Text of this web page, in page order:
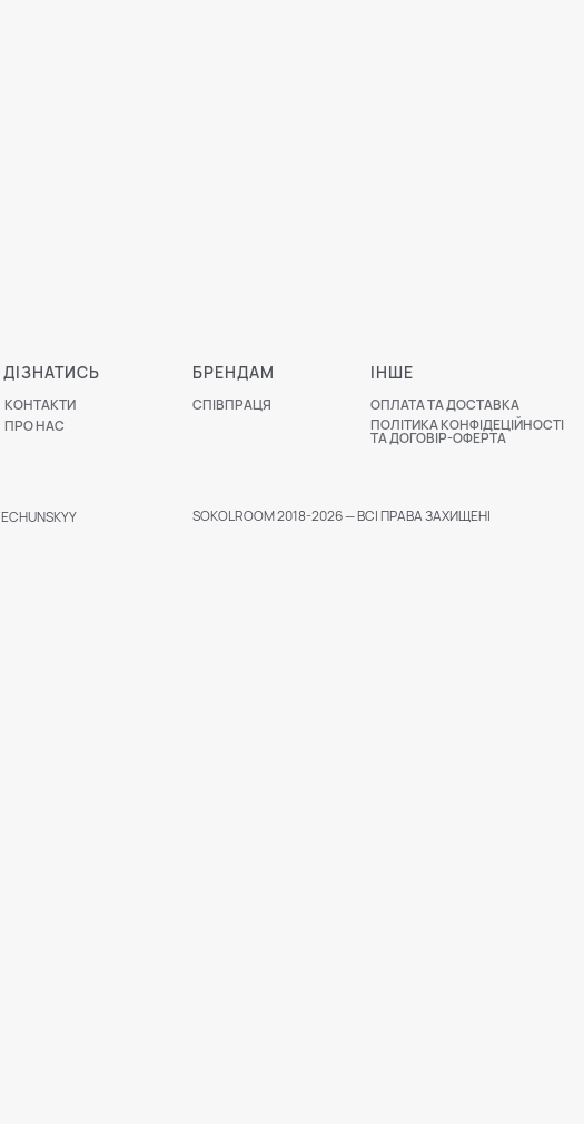
СПІВПРАЦЯ
БРЕНДАМ
ПРО НАС
ДІЗНАТИСЬ
КОНТАКТИ
ОПЛАТА ТА ДОСТАВКА
ПОЛІТИКА КОНФІДЕЦІЙНОСТІ
ТА ДОГОВІР-ОФЕРТА
ІНШЕ
SOKOLROOM 2018-2026 — ВСІ ПРАВА ЗАХИЩЕНІ